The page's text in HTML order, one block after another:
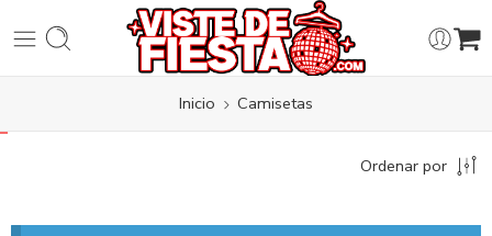
Inicio Camisetas
Ordenar por